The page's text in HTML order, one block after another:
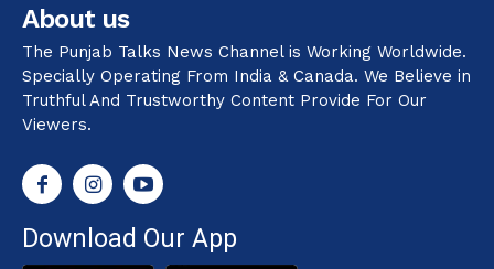
About us
The Punjab Talks News Channel is Working Worldwide.
Specially Operating From India & Canada. We Believe in
Truthful And Trustworthy Content Provide For Our
Viewers.
Download Our App